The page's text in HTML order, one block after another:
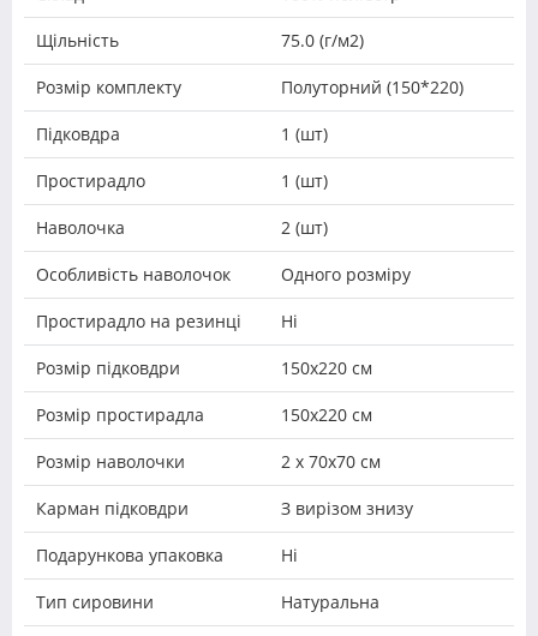
Щільність 75.0 (г/м2)
Розмір комплекту Полуторний (150*220)
Підковдра 1 (шт)
Простирадло 1 (шт)
Наволочка 2 (шт)
Особливість наволочок Одного розміру
Простирадло на резинці Ні
Розмір підковдри 150х220 см
Розмір простирадла 150х220 см
Розмір наволочки 2 х 70х70 см
Карман підковдри З вирізом знизу
Подарункова упаковка Ні
Тип сировини Натуральна